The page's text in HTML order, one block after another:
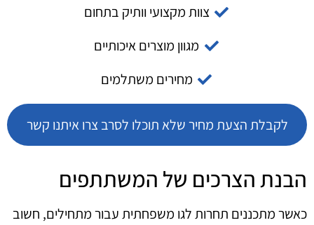
צוות מקצועי וותיק בתחום
מגוון מוצרים איכותיים
מחירים משתלמים
לקבלת הצעת מחיר שלא תוכלו לסרב צרו איתנו קשר
הבנת הצרכים של המשתתפים
כאשר מתכננים תחרות לגו משפחתית עבור מתחילים, חשוב